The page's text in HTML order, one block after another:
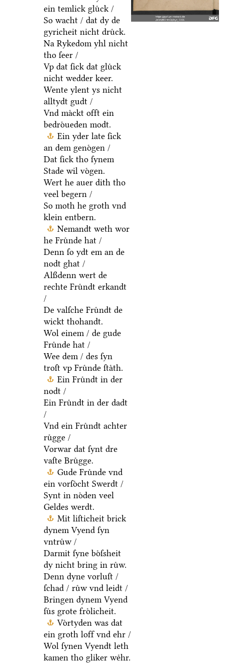
ein temlick gluͤck /
So wacht / dat dy de
gyricheit nicht druͤck.
Na Rykedom yhl nicht
tho ſeer /
Vp dat ſick dat gluͤck
nicht wedder keer.
Wente ylent ys nicht
alltydt gudt /
Vnd maͤckt offt ein
bedroͤueden modt.
Ein yder late ſick
an dem genoͤgen /
Dat ſick tho ſynem
Stade wil voͤgen.
Wert he auer dith tho
veel begern /
So moth he groth vnd
klein entbern.
Nemandt weth wor
he Fruͤnde hat /
Denn ſo ydt em an de
nodt ghat /
Alßdenn wert de
rechte Fruͤndt erkandt
/
De valſche Fruͤndt de
wickt thohandt.
Wol einem / de gude
Fruͤnde hat /
Wee dem / des ſyn
troſt vp Fruͤnde ſtaͤth.
Ein Fruͤndt in der
nodt /
Ein Fruͤndt in der dadt
/
Vnd ein Fruͤndt achter
ruͤgge /
Vorwar dat ſynt dre
vaſte Bruͤgge.
Gude Fruͤnde vnd
ein vorſoͤcht Swerdt /
Synt in noͤden veel
Geldes werdt.
Mit liſticheit brick
dynem Vyend ſyn
vntruͤw /
Darmit ſyne boͤſsheit
dy nicht bring in ruͤw.
Denn dyne vorluſt /
ſchad / ruͤw vnd leidt /
Bringen dynem Vyend
ſuͤs grote froͤlicheit.
Voͤrtyden was dat
ein groth loff vnd ehr /
Wol ſynen Vyendt leth
kamen tho gliker weͤhr.